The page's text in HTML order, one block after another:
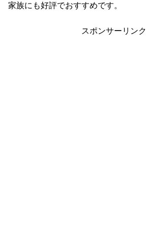
家族にも好評でおすすめです。
スポンサーリンク